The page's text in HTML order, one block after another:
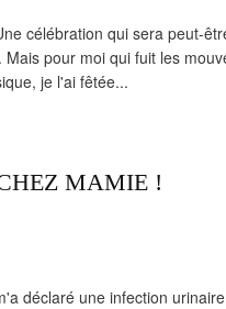
célébration qui sera peut-
pour moi qui fuit les
je l'ai fêtée...
MAMIE !
déclaré une infection